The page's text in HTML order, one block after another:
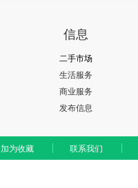
信息
二手市场
生活服务
商业服务
发布信息
加为收藏 联系我们